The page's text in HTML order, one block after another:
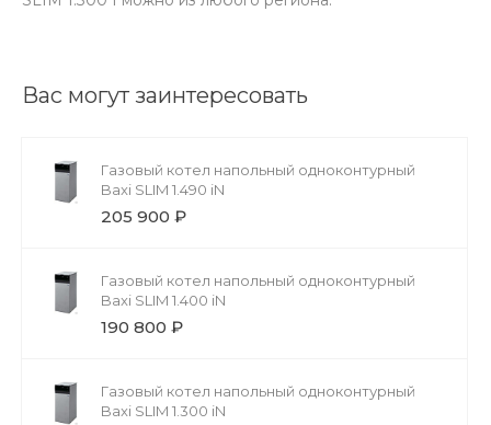
Вас могут заинтересовать
Газовый котел напольный одноконтурный
Baxi SLIM 1.490 iN
205 900 ₽
Газовый котел напольный одноконтурный
Baxi SLIM 1.400 iN
190 800 ₽
Газовый котел напольный одноконтурный
Baxi SLIM 1.300 iN